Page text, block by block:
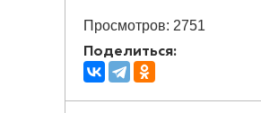
Просмотров: 2751
Поделиться: